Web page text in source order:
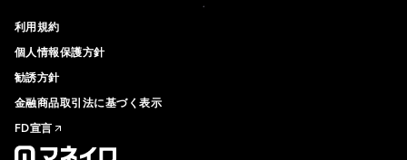
利用規約
個人情報保護方針
勧誘方針
金融商品取引法に基づく表示
FD宣言